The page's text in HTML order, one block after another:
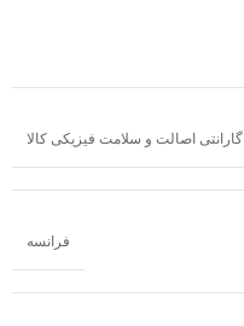
گارانتی اصالت و سلامت فیزیکی کالا
فرانسه